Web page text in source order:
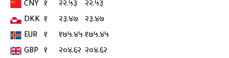
CNY १ २२.५३
२२.५३
DKK १ २३.४७ २३.४७
EUR १ १७५.४५१७५.४५
GBP १ २०४.६२ २०४.६२